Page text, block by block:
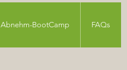
Abnehm-BootCamp FAQs